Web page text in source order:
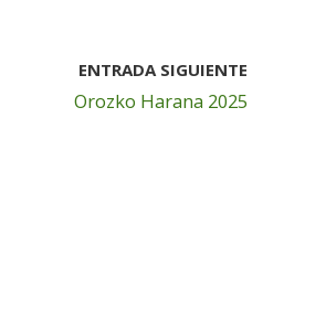
ENTRADA SIGUIENTE
Orozko Harana 2025